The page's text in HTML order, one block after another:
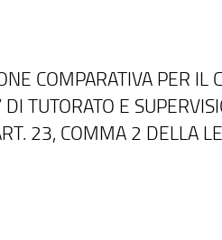
COMPARATIVA PER IL
TUTORATO E
23, COMMA 2 DELLA